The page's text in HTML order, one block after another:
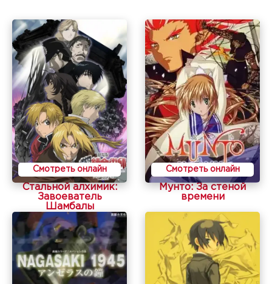
Смотреть онлайн
Стальной алхимик:
Завоеватель
Шамбалы
Смотреть онлайн
Мунто: За стеной
времени